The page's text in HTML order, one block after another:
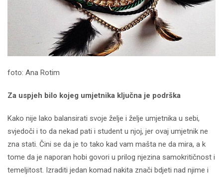
foto: Ana Rotim
Za uspjeh bilo kojeg umjetnika ključna je podrška
Kako nije lako balansirati svoje želje i želje umjetnika u sebi,
svjedoči i to da nekad pati i student u njoj, jer ovaj umjetnik ne
zna stati. Čini se da je to tako kad vam mašta ne da mira, a k
tome da je naporan hobi govori u prilog njezina samokritičnost i
temeljitost. Izraditi jedan komad nakita znači bdjeti nad njime i